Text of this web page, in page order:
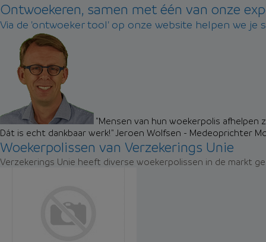
Ontwoekeren, samen met één van onze
Via de 'ontwoeker tool' op onze website helpen we je
"Mensen van hun woekerpolis
Dát is echt dankbaar werk!"Jeroen Wolfsen - Medeoprichter
Woekerpolissen van Verzekerings Unie
Verzekerings Unie heeft diverse woekerpolissen in de markt